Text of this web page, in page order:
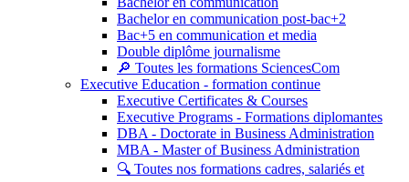
Bachelor en communication post-bac+2
Bac+5 en communication et media
Double diplôme journalisme
🔎 Toutes les formations SciencesCom
Executive Education - formation continue
Executive Certificates & Courses
Executive Programs - Formations diplomantes
DBA - Doctorate in Business Administration
MBA - Master of Business Administration
🔍 Toutes nos formations cadres, salariés et